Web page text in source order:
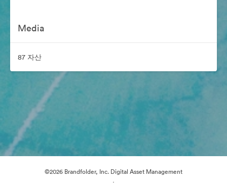
Media
87 자산
©2026 Brandfolder, Inc. Digital Asset Management
·